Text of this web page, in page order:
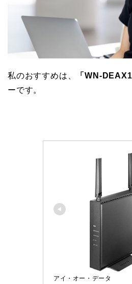
私のおすすめは、 「WN-
ーです。
アイ・オー・データ